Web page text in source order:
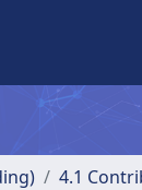
4.1